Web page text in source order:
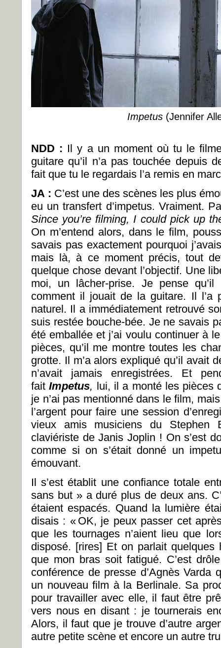
Impetus(Jennifer
NDD : Il y a un moment où tu le
guitare qu’il n’a pas touchée depuis
fait que tu le regardais l’a remis en
JA : C’est une des scènes les plus
eu un transfert d’impetus. Vraiment.
Since you’re filming, I could pick up
On m’entend alors, dans le film,
savais pas exactement pourquoi
mais là, à ce moment précis, tout
quelque chose devant l’objectif. Une
moi, un lâcher-prise. Je pense
comment il jouait de la guitare. Il l’a
naturel. Il a immédiatement retrouvé
suis restée bouche-bée. Je ne savais
été emballée et j’ai voulu continuer à
pièces, qu’il me montre toutes les
grotte. Il m’a alors expliqué qu’il avait
n’avait jamais enregistrées. Et
faitImpetus, lui, il a monté les pièces
je n’ai pas mentionné dans le film,
l’argent pour faire une session
vieux amis musiciens du
claviériste de Janis Joplin ! On s’est
comme si on s’était donné un
émouvant.
Il s’est établit une confiance totale
sans but » a duré plus de deux ans.
étaient espacés. Quand la lumière
disais : « OK, je peux passer cet
que les tournages n’aient lieu que
disposé. [rires] Et on parlait quelques
que mon bras soit fatigué. C’est
conférence de presse d’Agnès
un nouveau film à la Berlinale. Sa
pour travailler avec elle, il faut être
vers nous en disant : je tournerais
Alors, il faut que je trouve d’autre
autre petite scène et encore un autre